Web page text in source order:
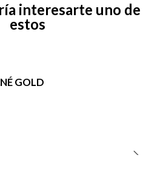
interesarte uno de
estos
GOLD